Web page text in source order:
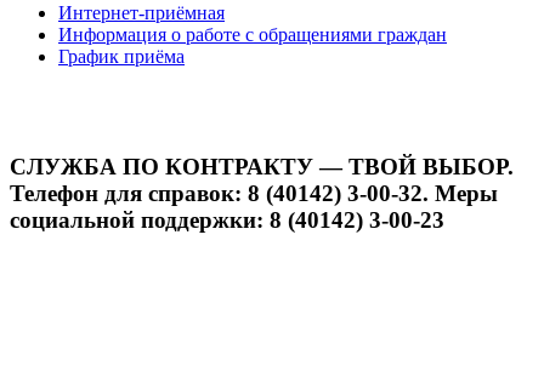
Интернет-приёмная
Информация о работе с обращениями граждан
График приёма
СЛУЖБА ПО КОНТРАКТУ — ТВОЙ ВЫБОР.
Телефон для справок: 8 (40142) 3-00-32. Меры
социальной поддержки: 8 (40142) 3-00-23